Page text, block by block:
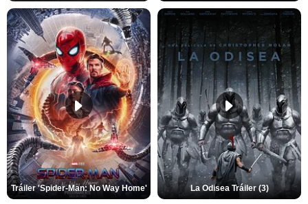
Tráiler 'Spider-Man: No Way Home' La Odisea Tráiler (3)